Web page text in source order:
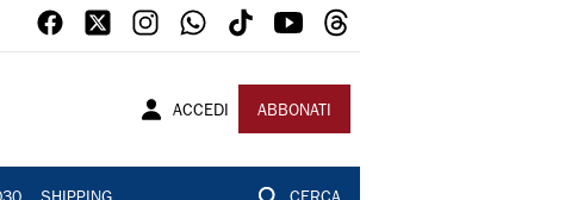
ACCEDI ABBONATI